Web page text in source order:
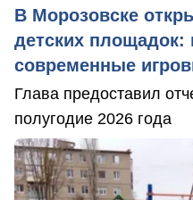
В Морозовске
детских площадок:
современные
Глава предоставил
полугодие 2026 года